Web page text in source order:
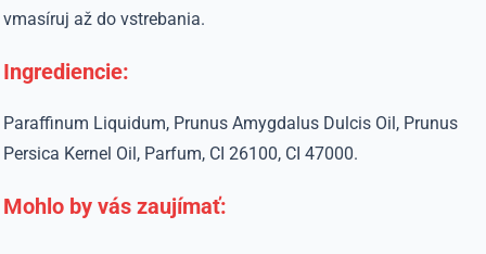
vmasíruj až do vstrebania.
Ingrediencie:
Paraffinum Liquidum, Prunus Amygdalus Dulcis Oil, Prunus
Persica Kernel Oil, Parfum, CI 26100, CI 47000.
Mohlo by vás zaujímať: